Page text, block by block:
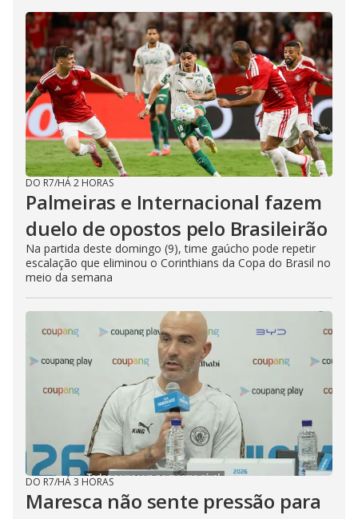
DO R7/HÁ 2 HORAS
Palmeiras e Internacional fazem
duelo de opostos pelo Brasileirão
Na partida deste domingo (9), time gaúcho pode repetir
escalação que eliminou o Corinthians da Copa do Brasil no
meio da semana
DO R7/HÁ 3 HORAS
Maresca não sente pressão para